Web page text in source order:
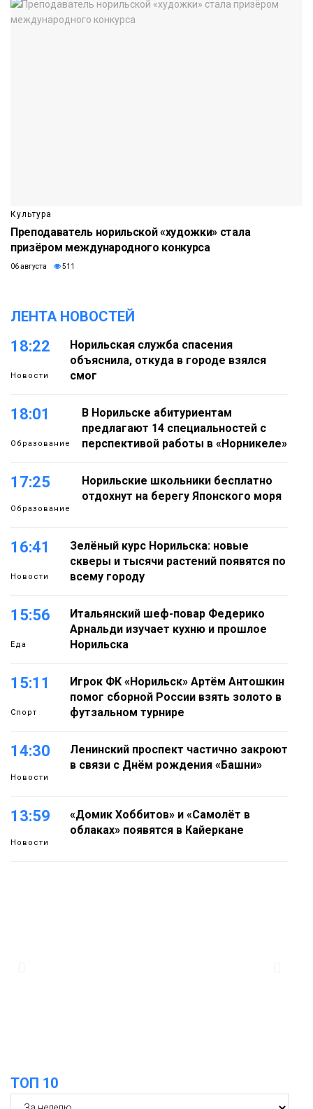
Культура
Преподаватель норильской «художки» стала
призёром международного конкурса
06 августа 511
ЛЕНТА НОВОСТЕЙ
18:22
Новости
Норильская служба спасения
объяснила, откуда в городе взялся
смог
18:01
Образование
В Норильске абитуриентам
предлагают 14 специальностей с
перспективой работы в «Норникеле»
17:25
Образование
Норильские школьники бесплатно
отдохнут на берегу Японского моря
16:41
Новости
Зелёный курс Норильска: новые
скверы и тысячи растений появятся по
всему городу
15:56
Еда
Итальянский шеф-повар Федерико
Арнальди изучает кухню и прошлое
Норильска
15:11
Спорт
Игрок ФК «Норильск» Артём Антошкин
помог сборной России взять золото в
футзальном турнире
14:30
Новости
Ленинский проспект частично закроют
в связи с Днём рождения «Башни»
13:59
Новости
«Домик Хоббитов» и «Самолёт в
облаках» появятся в Кайеркане
ТОП 10